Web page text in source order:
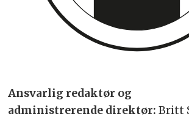
Ansvarlig redaktør og
administrerende direktør: Britt